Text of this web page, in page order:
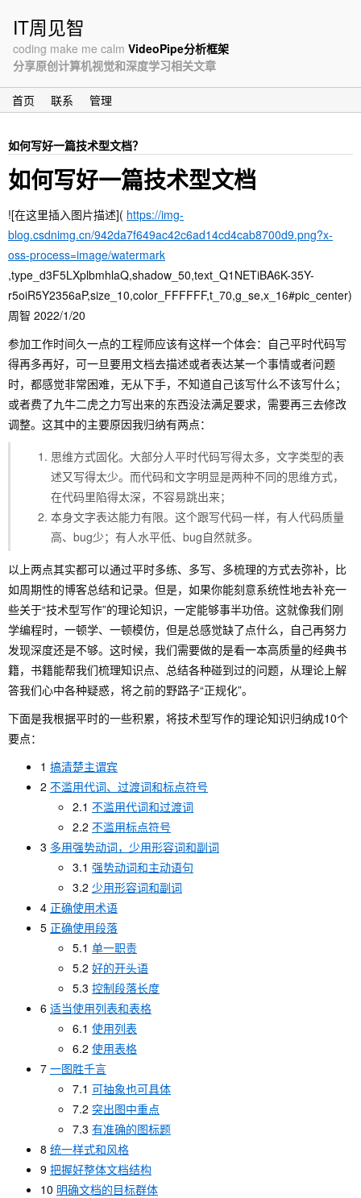
IT周见智
coding make me calm VideoPipe分析框架
分享原创计算机视觉和深度学习相关文章
首页 联系 管理
如何写好一篇技术型文档？
如何写好一篇技术型文档
![在这里插入图片描述]( https://img-
blog.csdnimg.cn/942da7f649ac42c6ad14cd4cab8700d9.png?x-
oss-process=image/watermark
,type_d3F5LXplbmhlaQ,shadow_50,text_Q1NETiBA6K-35Y-
r5oiR5Y2356aP,size_10,color_FFFFFF,t_70,g_se,x_16#pic_center)
周智 2022/1/20
参加工作时间久一点的工程师应该有这样一个体会：自己平时代码写
得再多再好，可一旦要用文档去描述或者表达某一个事情或者问题
时，都感觉非常困难，无从下手，不知道自己该写什么不该写什么；
或者费了九牛二虎之力写出来的东西没法满足要求，需要再三去修改
调整。这其中的主要原因我归纳有两点：
思维方式固化。大部分人平时代码写得太多，文字类型的表
述又写得太少。而代码和文字明显是两种不同的思维方式，
在代码里陷得太深，不容易跳出来；
本身文字表达能力有限。这个跟写代码一样，有人代码质量
高、bug少；有人水平低、bug自然就多。
以上两点其实都可以通过平时多练、多写、多梳理的方式去弥补，比
如周期性的博客总结和记录。但是，如果你能刻意系统性地去补充一
些关于“技术型写作”的理论知识，一定能够事半功倍。这就像我们刚
学编程时，一顿学、一顿模仿，但是总感觉缺了点什么，自己再努力
发现深度还是不够。这时候，我们需要做的是看一本高质量的经典书
籍，书籍能帮我们梳理知识点、总结各种碰到过的问题，从理论上解
答我们心中各种疑惑，将之前的野路子“正规化”。
下面是我根据平时的一些积累，将技术型写作的理论知识归纳成10个
要点：
1 搞清楚主谓宾
2 不滥用代词、过渡词和标点符号
2.1 不滥用代词和过渡词
2.2 不滥用标点符号
3 多用强势动词，少用形容词和副词
3.1 强势动词和主动语句
3.2 少用形容词和副词
4 正确使用术语
5 正确使用段落
5.1 单一职责
5.2 好的开头语
5.3 控制段落长度
6 适当使用列表和表格
6.1 使用列表
6.2 使用表格
7 一图胜千言
7.1 可抽象也可具体
7.2 突出图中重点
7.3 有准确的图标题
8 统一样式和风格
9 把握好整体文档结构
10 明确文档的目标群体